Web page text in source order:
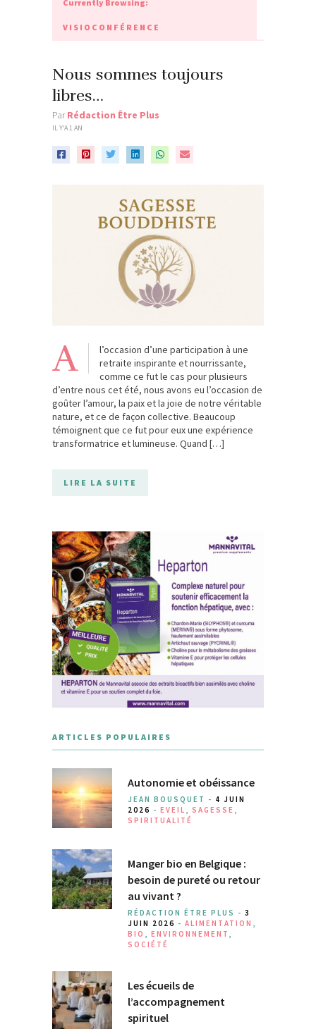
Currently Browsing:
VISIOCONFÉRENCE
Nous sommes toujours
libres…
ParRédaction Être Plus
IL Y'A 1 AN
A
l’occasion d’une participation à une
retraite inspirante et nourrissante,
comme ce fut le cas pour plusieurs
d’entre nous cet été, nous avons eu l’occasion de
goûter l’amour, la paix et la joie de notre véritable
nature, et ce de façon collective. Beaucoup
témoignent que ce fut pour eux une expérience
transformatrice et lumineuse. Quand […]
LIRE LA SUITE
ARTICLES POPULAIRES
Autonomie et obéissance
JEAN BOUSQUET - 4 JUIN
2026 - EVEIL , SAGESSE ,
SPIRITUALITÉ
Manger bio en Belgique :
besoin de pureté ou retour
au vivant ?
RÉDACTION ÊTRE PLUS - 3
JUIN 2026 - ALIMENTATION ,
BIO , ENVIRONNEMENT ,
SOCIÉTÉ
Les écueils de
l’accompagnement
spirituel